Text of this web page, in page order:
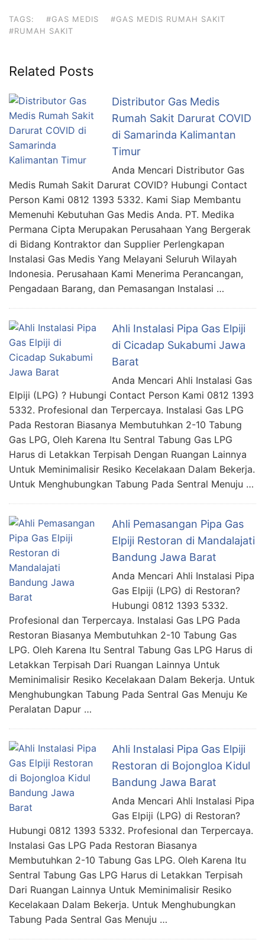
TAGS: #GAS MEDIS
#GAS MEDIS RUMAH SAKIT
#RUMAH SAKIT
Related Posts
Distributor Gas Medis
Rumah Sakit Darurat COVID
di Samarinda Kalimantan
Timur
Anda Mencari Distributor Gas
Medis Rumah Sakit Darurat COVID? Hubungi Contact
Person Kami 0812 1393 5332. Kami Siap Membantu
Memenuhi Kebutuhan Gas Medis Anda. PT. Medika
Permana Cipta Merupakan Perusahaan Yang Bergerak
di Bidang Kontraktor dan Supplier Perlengkapan
Instalasi Gas Medis Yang Melayani Seluruh Wilayah
Indonesia. Perusahaan Kami Menerima Perancangan,
Pengadaan Barang, dan Pemasangan Instalasi …
Ahli Instalasi Pipa Gas Elpiji
di Cicadap Sukabumi Jawa
Barat
Anda Mencari Ahli Instalasi Gas
Elpiji (LPG) ? Hubungi Contact Person Kami 0812 1393
5332. Profesional dan Terpercaya. Instalasi Gas LPG
Pada Restoran Biasanya Membutuhkan 2-10 Tabung
Gas LPG, Oleh Karena Itu Sentral Tabung Gas LPG
Harus di Letakkan Terpisah Dengan Ruangan Lainnya
Untuk Meminimalisir Resiko Kecelakaan Dalam Bekerja.
Untuk Menghubungkan Tabung Pada Sentral Menuju …
Ahli Pemasangan Pipa Gas
Elpiji Restoran di Mandalajati
Bandung Jawa Barat
Anda Mencari Ahli Instalasi Pipa
Gas Elpiji (LPG) di Restoran?
Hubungi 0812 1393 5332.
Profesional dan Terpercaya. Instalasi Gas LPG Pada
Restoran Biasanya Membutuhkan 2-10 Tabung Gas
LPG. Oleh Karena Itu Sentral Tabung Gas LPG Harus di
Letakkan Terpisah Dari Ruangan Lainnya Untuk
Meminimalisir Resiko Kecelakaan Dalam Bekerja. Untuk
Menghubungkan Tabung Pada Sentral Gas Menuju Ke
Peralatan Dapur …
Ahli Instalasi Pipa Gas Elpiji
Restoran di Bojongloa Kidul
Bandung Jawa Barat
Anda Mencari Ahli Instalasi Pipa
Gas Elpiji (LPG) di Restoran?
Hubungi 0812 1393 5332. Profesional dan Terpercaya.
Instalasi Gas LPG Pada Restoran Biasanya
Membutuhkan 2-10 Tabung Gas LPG. Oleh Karena Itu
Sentral Tabung Gas LPG Harus di Letakkan Terpisah
Dari Ruangan Lainnya Untuk Meminimalisir Resiko
Kecelakaan Dalam Bekerja. Untuk Menghubungkan
Tabung Pada Sentral Gas Menuju …